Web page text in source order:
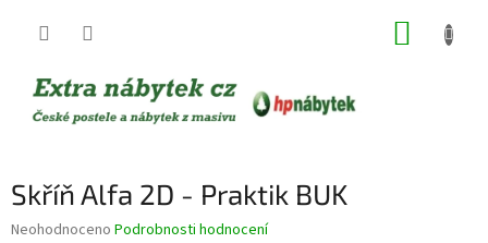
Skříň Alfa 2D - Praktik BUK
Průměrné
Neohodnoceno Podrobnosti hodnocení